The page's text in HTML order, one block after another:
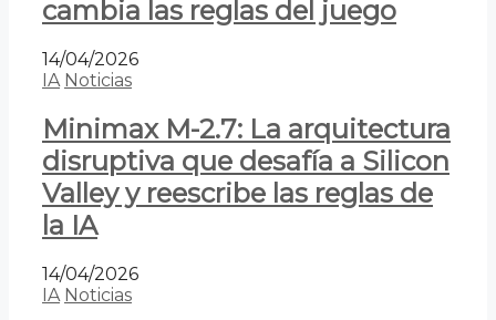
cambia las reglas del juego
14/04/2026
IA Noticias
Minimax M-2.7: La arquitectura
disruptiva que desafía a Silicon
Valley y reescribe las reglas de
la IA
14/04/2026
IA Noticias